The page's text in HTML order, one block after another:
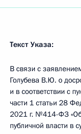
Текст Указа:
В связи с
Голубева В.Ю. о
и в соответствии с
части 1 статьи 28
2021 г. №414-ФЗ «Об
публичной власти в